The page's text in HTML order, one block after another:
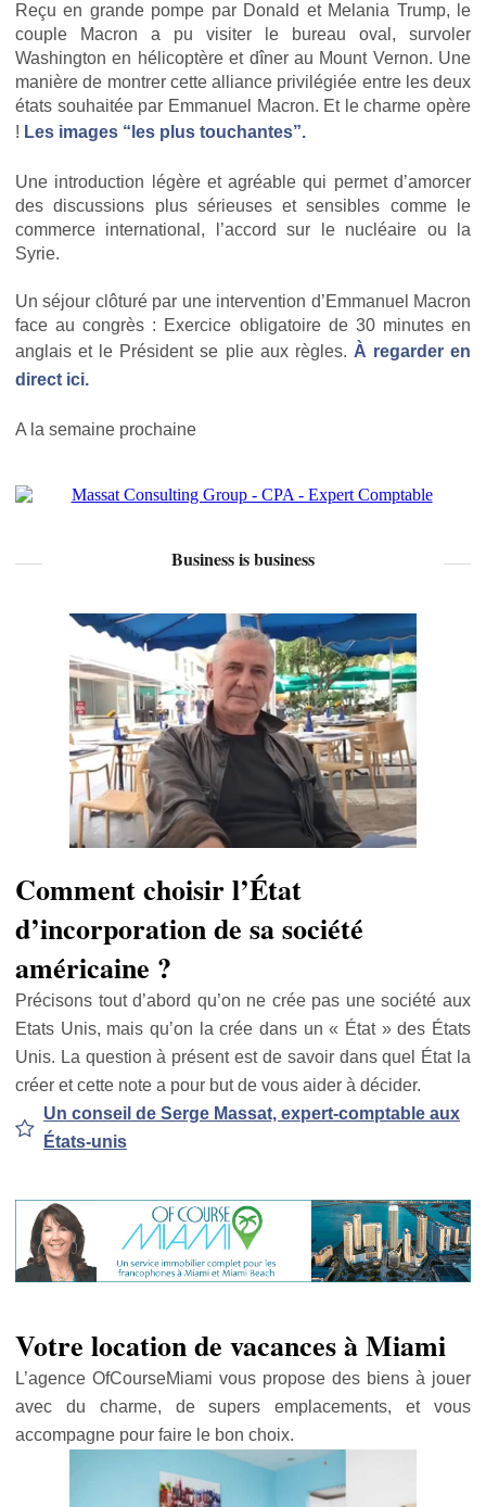
Reçu en grande pompe par Donald et Melania Trump, le
couple Macron a pu visiter le bureau oval, survoler
Washington en hélicoptère et dîner au Mount Vernon. Une
manière de montrer cette alliance privilégiée entre les deux
états souhaitée par Emmanuel Macron. Et le charme opère
! Les images “les plus touchantes”.
Une introduction légère et agréable qui permet d’amorcer
des discussions plus sérieuses et sensibles comme le
commerce international, l’accord sur le nucléaire ou la
Syrie.
Un séjour clôturé par une intervention d’Emmanuel Macron
face au congrès : Exercice obligatoire de 30 minutes en
anglais et le Président se plie aux règles. À regarder en
direct ici.
A la semaine prochaine
Business is business
Comment choisir l’État
d’incorporation de sa société
américaine ?
Précisons tout d’abord qu’on ne crée pas une société aux
Etats Unis, mais qu’on la crée dans un « État » des États
Unis. La question à présent est de savoir dans quel État la
créer et cette note a pour but de vous aider à décider.
Un conseil de Serge Massat, expert-comptable aux
États-unis
Votre location de vacances à Miami
L’agence OfCourseMiami vous propose des biens à jouer
avec du charme, de supers emplacements, et vous
accompagne pour faire le bon choix.